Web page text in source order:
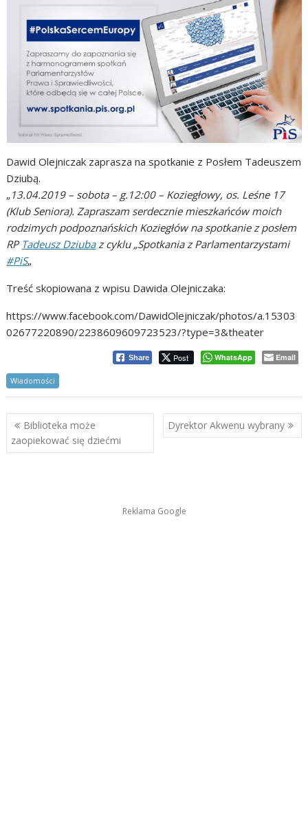
Dawid Olejniczak zaprasza na spotkanie z Posłem Tadeuszem
Dziubą.
„13.04.2019 – sobota – g.12:00 – Koziegłowy, os. Leśne 17
(Klub Seniora). Zapraszam serdecznie mieszkańców moich
rodzimych podpoznańskich Koziegłów na spotkanie z posłem
RP Tadeusz Dziubaz cyklu „Spotkania z Parlamentarzystami
#PiS„
Treść skopiowana z wpisu Dawida Olejniczaka:
https://www.facebook.com/DawidOlejniczak/photos/a.15303
02677220890/2238609609723523/?type=3&theater
Share Post WhatsApp Email
Wiadomości
Nawigacja
wpisu
Biblioteka może
zaopiekować się dziećmi
Dyrektor Akwenu wybrany
Reklama Google